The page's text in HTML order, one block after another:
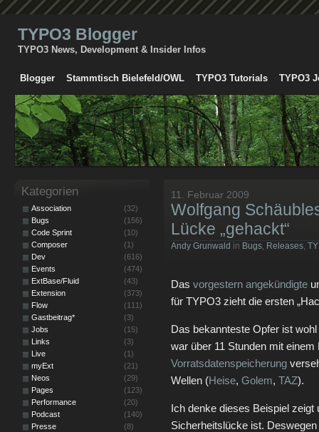
TYPO3 Blogger
TYPO3 News, Development & Insider Infos
Blogger Stammtisch Bielefeld/OWL TYPO3 Tutorials TYPO3
11. Februar 2009
Wolfgang
Lücke „gehackt“
Andy Grunwald in Bugs, Releases,
Das vorgestern angekündigte
für TYPO3 zieht die ersten
Das bekannteste Opfer ist
war über 11 Stunden mit
Vorratsdatenspeicherung
Wellen (Heise, Golem, TAZ).
Ich denke dieses Beispiel
Sicherheitslücke ist.
Kategorien
Association
(32)
Bugs
(156)
Code Sprint
(10)
Composer
(1)
Dev
(616)
Events
(474)
ExtBase/Fluid
(43)
Extension
(373)
Flow
(111)
Gastbeitrag*
(3)
Jobs
(15)
Links
(3)
Live
(1)
myExt
(21)
Neos
(29)
Pages
(123)
Performance
(20)
Podcast
(140)
Presse
(8)